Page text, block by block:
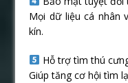
Mọi dữ liệu cá nhân
kín.
Hỗ trợ tìm thú
Giúp tăng cơ hội tìm